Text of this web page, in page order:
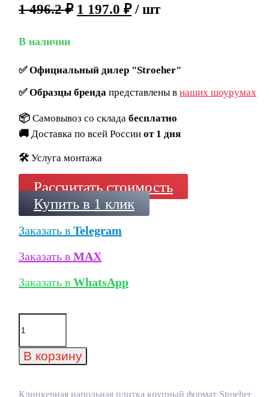
1 496.2₽ 1 197.0 ₽ / шт
В наличии
✅Официальный дилер "Stroeher"
✅Образцы брендапредставлены в наших шоурумах
📦 Самовывоз со склада бесплатно
🚚 Доставка по всей России от 1 дня
🛠️ Услуга монтажа
Рассчитать стоимость
Купить в 1 клик
Заказать в Telegram
Заказать в MAX
Заказать в WhatsApp
Количество
товара
напольная
плитка
Stroeher
В корзину
Клинкерная напольная плитка крупный формат Stroeher